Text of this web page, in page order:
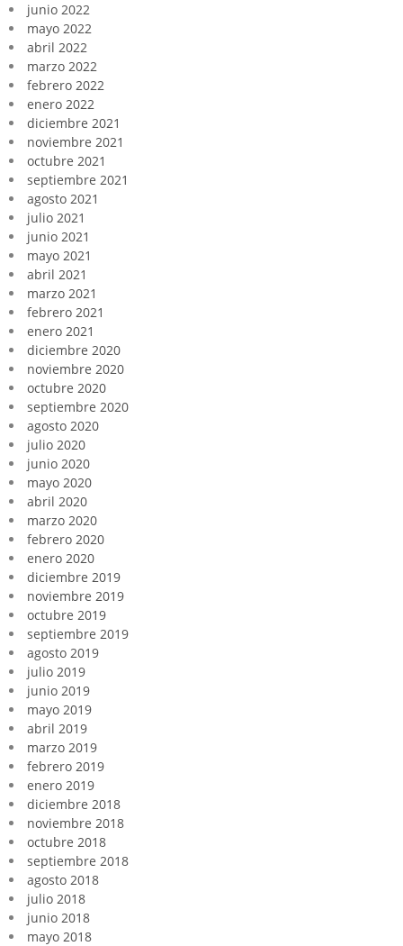
junio 2022
mayo 2022
abril 2022
marzo 2022
febrero 2022
enero 2022
diciembre 2021
noviembre 2021
octubre 2021
septiembre 2021
agosto 2021
julio 2021
junio 2021
mayo 2021
abril 2021
marzo 2021
febrero 2021
enero 2021
diciembre 2020
noviembre 2020
octubre 2020
septiembre 2020
agosto 2020
julio 2020
junio 2020
mayo 2020
abril 2020
marzo 2020
febrero 2020
enero 2020
diciembre 2019
noviembre 2019
octubre 2019
septiembre 2019
agosto 2019
julio 2019
junio 2019
mayo 2019
abril 2019
marzo 2019
febrero 2019
enero 2019
diciembre 2018
noviembre 2018
octubre 2018
septiembre 2018
agosto 2018
julio 2018
junio 2018
mayo 2018